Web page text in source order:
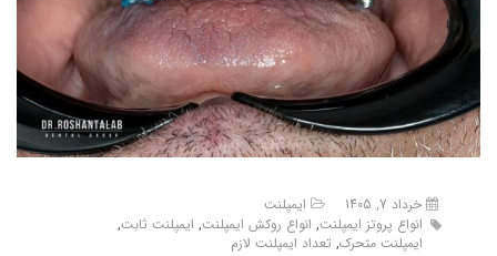
خرداد 7, 1405
ایمپلنت
انواع پروتز ایمپلنت, انواع روکش ایمپلنت, ایمپلنت ثابت,
ایمپلنت متحرک, تعداد ایمپلنت لازم